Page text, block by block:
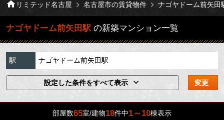
リミテッド名古屋 名古屋市の賃貸物件 ナゴヤドーム前矢田
ナゴヤドーム前矢田駅 の新築マンション一覧
駅 ナゴヤドーム前矢田駅
設定した条件をすべて表示 変更
部屋数65室/建物18件中1～10棟表示